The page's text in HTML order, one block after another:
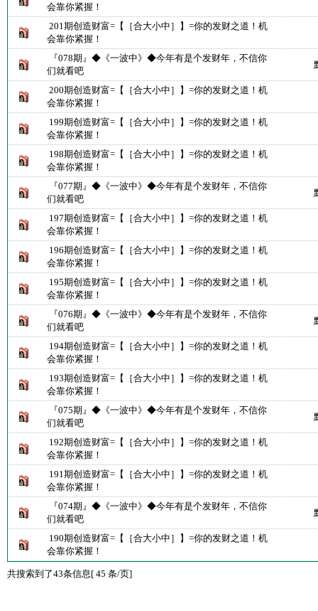
会靠你紧握！
201期创造财富=【［合大小中］】=你的发财之道！机
会靠你紧握！
『078期』◆《一波中》◆今年有是个发财年，不信你
们就看吧
200期创造财富=【［合大小中］】=你的发财之道！机
会靠你紧握！
199期创造财富=【［合大小中］】=你的发财之道！机
会靠你紧握！
198期创造财富=【［合大小中］】=你的发财之道！机
会靠你紧握！
『077期』◆《一波中》◆今年有是个发财年，不信你
们就看吧
197期创造财富=【［合大小中］】=你的发财之道！机
会靠你紧握！
196期创造财富=【［合大小中］】=你的发财之道！机
会靠你紧握！
195期创造财富=【［合大小中］】=你的发财之道！机
会靠你紧握！
『076期』◆《一波中》◆今年有是个发财年，不信你
们就看吧
194期创造财富=【［合大小中］】=你的发财之道！机
会靠你紧握！
193期创造财富=【［合大小中］】=你的发财之道！机
会靠你紧握！
『075期』◆《一波中》◆今年有是个发财年，不信你
们就看吧
192期创造财富=【［合大小中］】=你的发财之道！机
会靠你紧握！
191期创造财富=【［合大小中］】=你的发财之道！机
会靠你紧握！
『074期』◆《一波中》◆今年有是个发财年，不信你
们就看吧
190期创造财富=【［合大小中］】=你的发财之道！机
会靠你紧握！
共搜索到了43条信息[ 45 条/页]